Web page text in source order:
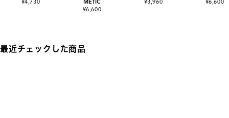
¥4,730
METIC
¥6,600
¥3,960 ¥6,600
最近チェックした商品